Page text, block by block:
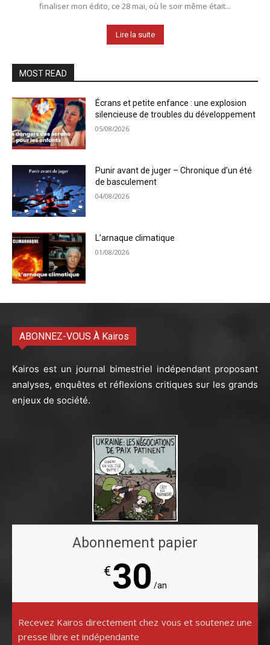
finaliser mon édito, ce 28 mai, où le soir même était...
Lire la suite
MOST READ
Écrans et petite enfance : une explosion
silencieuse de troubles du développement
05/08/2026
Punir avant de juger – Chronique d’un été
de basculement
04/08/2026
L’arnaque climatique
01/08/2026
ABONNEZ-VOUS À Kairos
Kairos est un journal bimestriel indépendant proposant
analyses, enquêtes et réflexions critiques sur les grands
enjeux de société.
Abonnement papier
€30 /an
Recevez Kairos directement chez vous et soutenez une
presse libre et indépendante